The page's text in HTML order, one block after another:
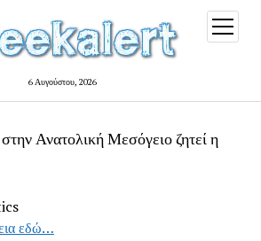
6 Αυγούστου, 2026
open
menu
Ανατολική Μεσόγειο ζητεί η
εδώ…